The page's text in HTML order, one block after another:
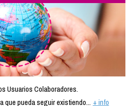
Usuarios Colaboradores.
que pueda seguir existiendo... + info